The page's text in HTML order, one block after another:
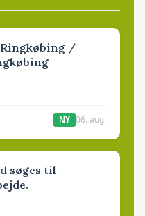
Ringkøbing /
NY 06. aug.
søges til